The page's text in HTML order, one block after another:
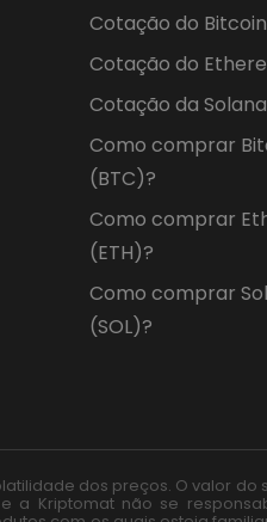
Cotação do
Cotação do
Cotação da
Como comprar
(BTC)?
Como comprar
(ETH)?
Como comprar
(SOL)?
dos preços. O valor
a Kriptomat não se